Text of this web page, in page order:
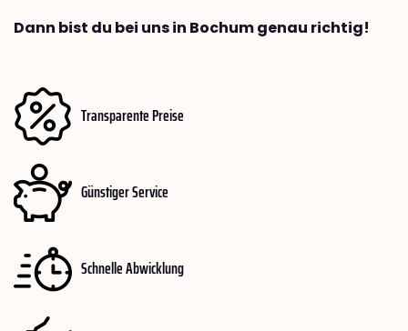
Dann bist du bei uns in Bochum genau richtig!
Transparente Preise
Günstiger Service
Schnelle Abwicklung